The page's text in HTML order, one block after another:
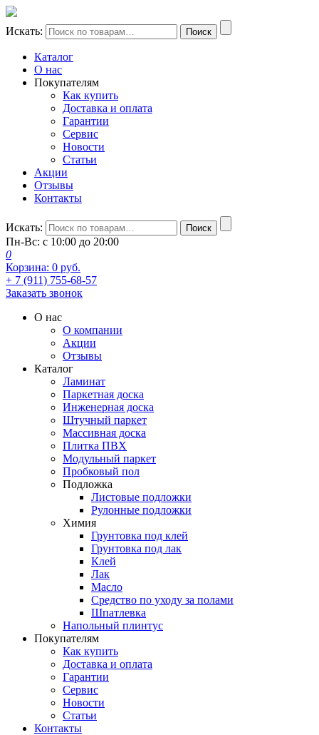
Искать: Поиск
Каталог
О нас
Покупателям
Как купить
Доставка и оплата
Гарантии
Сервис
Новости
Статьи
Акции
Отзывы
Контакты
Искать: Поиск
Пн-Вс: с 10:00 до 20:00
0
Корзина: 0 руб.
+ 7 (911) 755-68-57
Заказать звонок
О нас
О компании
Акции
Отзывы
Каталог
Ламинат
Паркетная доска
Инженерная доска
Штучный паркет
Массивная доска
Плитка ПВХ
Модульный паркет
Пробковый пол
Подложка
Листовые подложки
Рулонные подложки
Химия
Грунтовка под клей
Грунтовка под лак
Клей
Лак
Масло
Средство по уходу за полами
Шпатлевка
Напольный плинтус
Покупателям
Как купить
Доставка и оплата
Гарантии
Сервис
Новости
Статьи
Контакты